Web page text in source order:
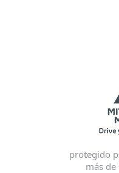
protegido
más